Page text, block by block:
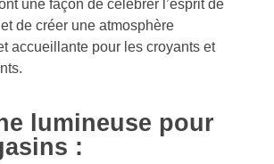
une façon de célébrer l’esprit de
de créer une atmosphère
accueillante pour les croyants et
lumineuse pour
: